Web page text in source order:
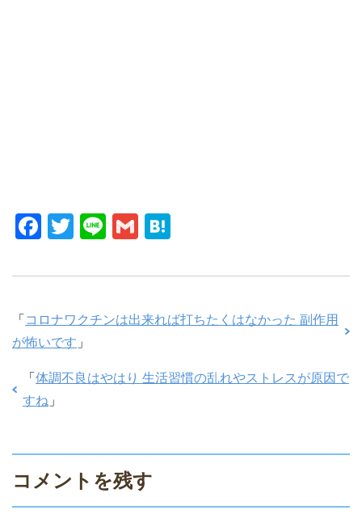
F
c
b
o
o
k
T
tt
Li
e
G
ail e
a
「 コロナワクチンは出来れば打ちたくはなかった 副作用
が怖いです 」
「 体調不良はやはり 生活習慣の乱れやストレスが原因で
すね 」
コメントを残す